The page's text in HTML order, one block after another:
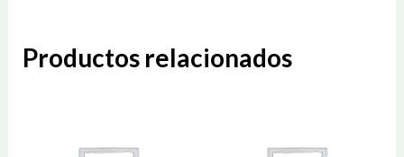
Productos relacionados